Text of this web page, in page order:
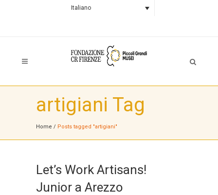
Italiano
artigiani Tag
Home / Posts tagged "artigiani"
Let’s Work Artisans!
Junior a Arezzo